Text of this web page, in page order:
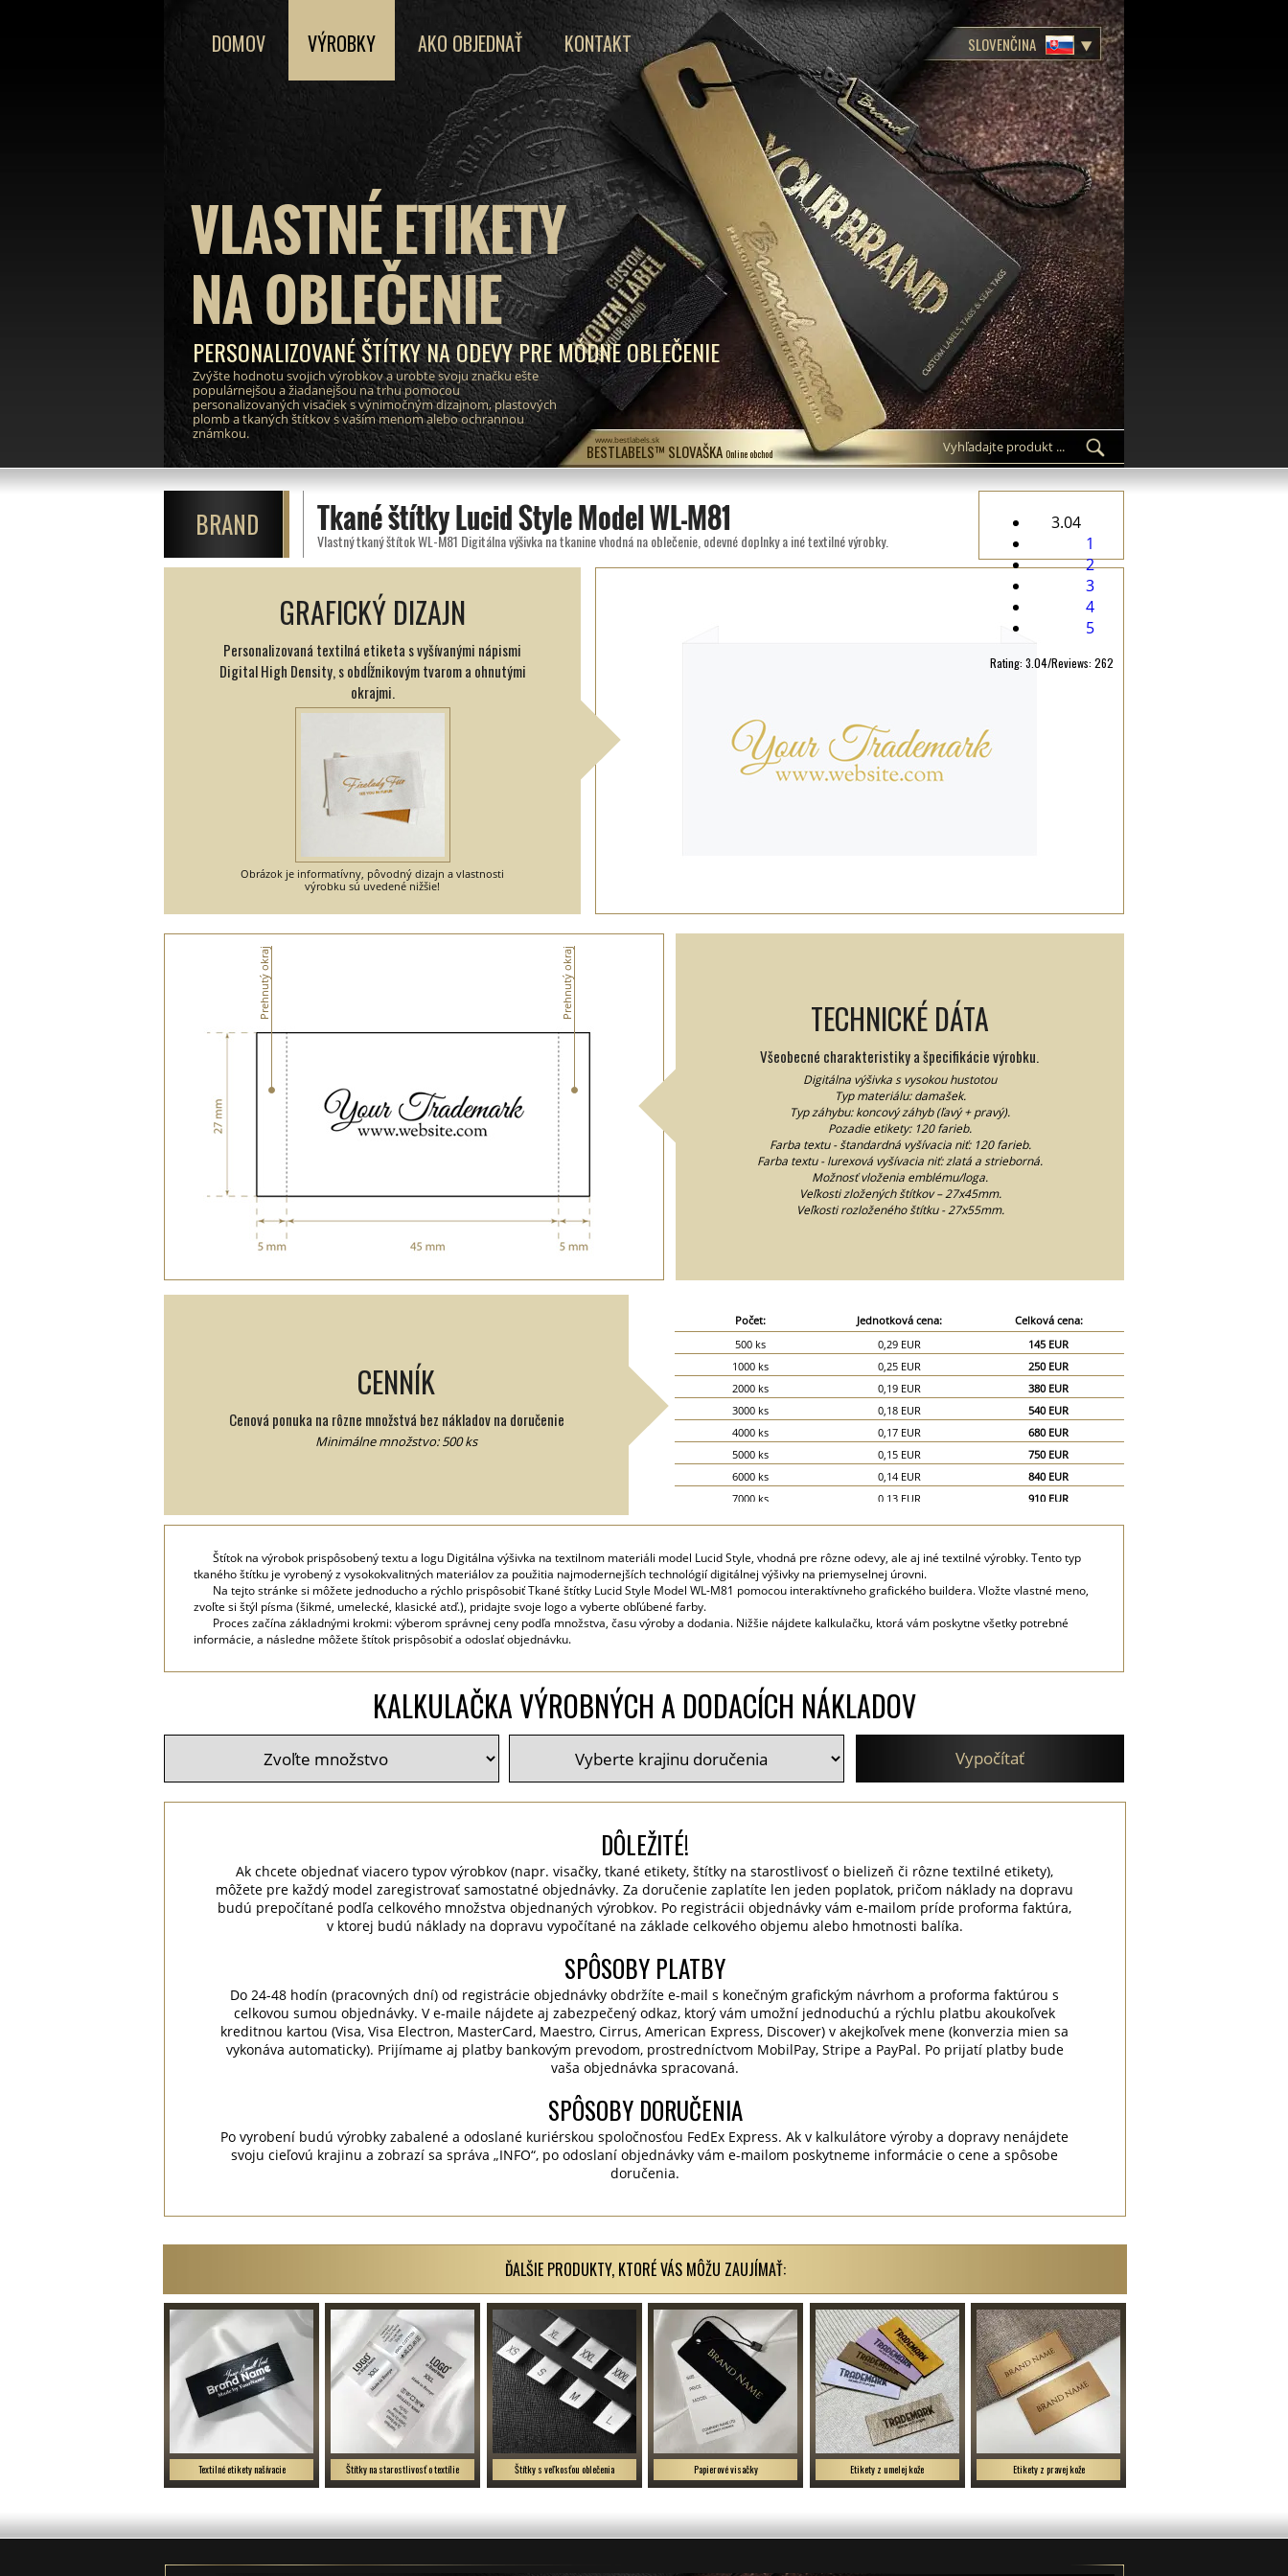
BESTLABELS™ SLOVAŠKA Online obchod
www.bestlabels.sk
VLASTNÉ ETIKETY
NA OBLEČENIE
PERSONALIZOVANÉ ŠTÍTKY NA ODEVY PRE MÓDNE OBLEČENIE
Zvýšte hodnotu svojich výrobkov a urobte svoju značku ešte
populárnejšou a žiadanejšou na trhu pomocou
personalizovaných visačiek s výnimočným dizajnom, plastových
plomb a tkaných štítkov s vaším menom alebo ochrannou
známkou.
DOMOV VÝROBKY AKO OBJEDNAŤ KONTAKT SLOVENČINA
BRAND Tkané štítky Lucid Style Model WL-M81
Vlastný tkaný štítok WL-M81 Digitálna výšivka na tkanine vhodná na oblečenie, odevné doplnky a iné textilné výrobky.
3.04
1
2
3
4
5
Rating: 3.04/Reviews: 262
GRAFICKÝ DIZAJN
Personalizovaná textilná etiketa s vyšívanými nápismi
Digital High Density, s obdĺžnikovým tvarom a ohnutými
okrajmi.
Obrázok je informatívny, pôvodný dizajn a vlastnosti
výrobku sú uvedené nižšie!
TECHNICKÉ DÁTA
Všeobecné charakteristiky a špecifikácie výrobku.
Digitálna výšivka s vysokou hustotou
Typ materiálu: damašek.
Typ záhybu: koncový záhyb (ľavý + pravý).
Pozadie etikety: 120 farieb.
Farba textu - štandardná vyšívacia niť: 120 farieb.
Farba textu - lurexová vyšívacia niť: zlatá a strieborná.
Možnosť vloženia emblému/loga.
Veľkosti zložených štítkov – 27x45mm.
Veľkosti rozloženého štítku - 27x55mm.
Prehnutý okraj Prehnutý okraj
CENNÍK
Cenová ponuka na rôzne množstvá bez nákladov na doručenie
Minimálne množstvo: 500 ks
Počet: Jednotková cena:
Celková cena:
500 ks
0,29 EUR
145 EUR
1000 ks
0,25 EUR
250 EUR
2000 ks
0,19 EUR
380 EUR
3000 ks
0,18 EUR
540 EUR
4000 ks
0,17 EUR
680 EUR
5000 ks
0,15 EUR
750 EUR
6000 ks
0,14 EUR
840 EUR
7000 ks
0,13 EUR
910 EUR
10000 ks
0,1 EUR
1 000 EUR
15000 ks
0,085 EUR
1 275 EUR
Štítok na výrobok prispôsobený textu a logu Digitálna výšivka na textilnom materiáli model Lucid Style, vhodná pre rôzne odevy, ale aj iné textilné výrobky. Tento typ
tkaného štítku je vyrobený z vysokokvalitných materiálov za použitia najmodernejších technológií digitálnej výšivky na priemyselnej úrovni.
Na tejto stránke si môžete jednoducho a rýchlo prispôsobiť Tkané štítky Lucid Style Model WL-M81 pomocou interaktívneho grafického buildera. Vložte vlastné meno,
zvoľte si štýl písma (šikmé, umelecké, klasické atď.), pridajte svoje logo a vyberte obľúbené farby.
Proces začína základnými krokmi: výberom správnej ceny podľa množstva, času výroby a dodania. Nižšie nájdete kalkulačku, ktorá vám poskytne všetky potrebné
informácie, a následne môžete štítok prispôsobiť a odoslať objednávku.
KALKULAČKA VÝROBNÝCH A DODACÍCH NÁKLADOV
Vypočítať
DÔLEŽITÉ!
Ak chcete objednať viacero typov výrobkov (napr. visačky, tkané etikety, štítky na starostlivosť o bielizeň či rôzne textilné etikety),
môžete pre každý model zaregistrovať samostatné objednávky. Za doručenie zaplatíte len jeden poplatok, pričom náklady na dopravu
budú prepočítané podľa celkového množstva objednaných výrobkov. Po registrácii objednávky vám e-mailom príde proforma faktúra,
v ktorej budú náklady na dopravu vypočítané na základe celkového objemu alebo hmotnosti balíka.
SPÔSOBY PLATBY
Do 24-48 hodín (pracovných dní) od registrácie objednávky obdržíte e-mail s konečným grafickým návrhom a proforma faktúrou s
celkovou sumou objednávky. V e-maile nájdete aj zabezpečený odkaz, ktorý vám umožní jednoduchú a rýchlu platbu akoukoľvek
kreditnou kartou (Visa, Visa Electron, MasterCard, Maestro, Cirrus, American Express, Discover) v akejkoľvek mene (konverzia mien sa
vykonáva automaticky). Prijímame aj platby bankovým prevodom, prostredníctvom MobilPay, Stripe a PayPal. Po prijatí platby bude
vaša objednávka spracovaná.
SPÔSOBY DORUČENIA
Po vyrobení budú výrobky zabalené a odoslané kuriérskou spoločnosťou FedEx Express. Ak v kalkulátore výroby a dopravy nenájdete
svoju cieľovú krajinu a zobrazí sa správa „INFO“, po odoslaní objednávky vám e-mailom poskytneme informácie o cene a spôsobe
doručenia.
ĎALŠIE PRODUKTY, KTORÉ VÁS MÔŽU ZAUJÍMAŤ:
Textilné etikety našívacie Štítky na starostlivosť o textílie Štítky s veľkosťou oblečenia Papierové visačky Etikety z umelej kože Etikety z pravej kože